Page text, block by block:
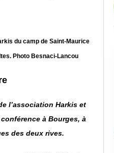
du camp de Saint-Maurice
Photo Besnaci-Lancou
l’association Harkis et
à Bourges, à
des deux rives.